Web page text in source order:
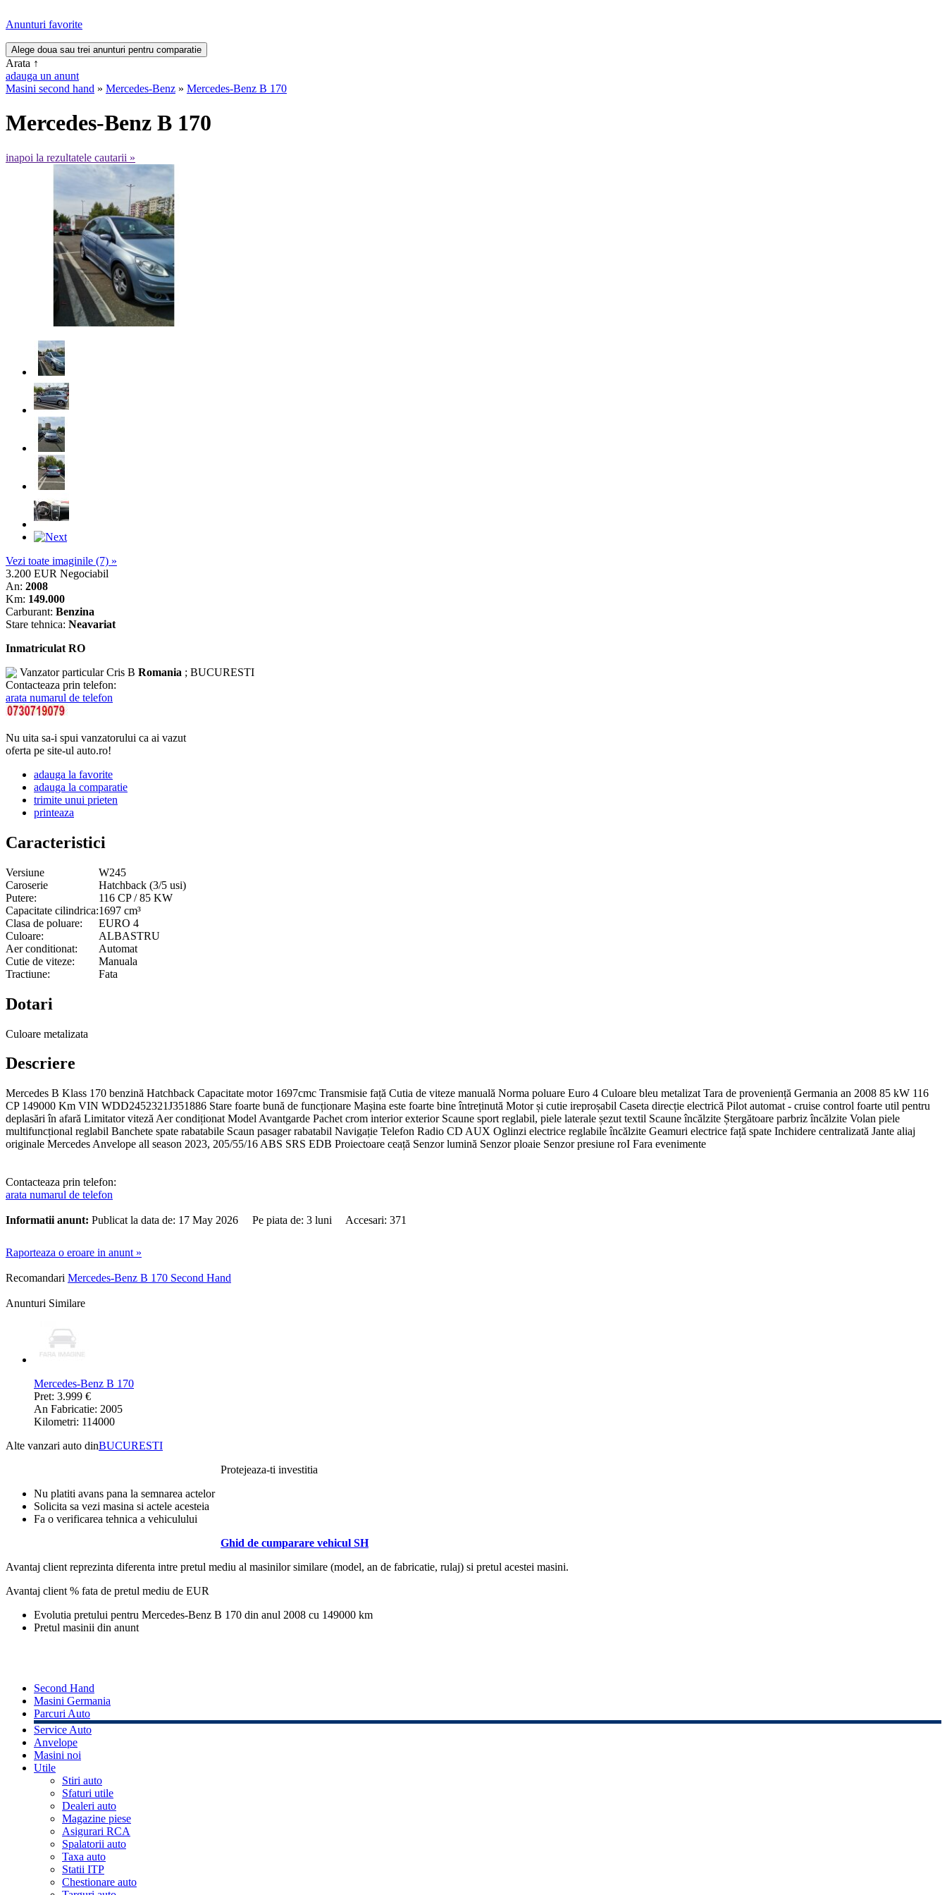
Anunturi favorite
Arata ↑
adauga un anunt
Masini second hand » Mercedes-Benz » Mercedes-Benz B 170
Mercedes-Benz B 170
inapoi la rezultatele cautarii »
Vezi toate imaginile (7) »
3.200 EUR Negociabil
An: 2008
Km: 149.000
Carburant: Benzina
Stare tehnica: Neavariat
Inmatriculat RO
Vanzator particularCris B Romania ; BUCURESTI
Contacteaza prin telefon:
arata numarul de telefon
Nu uita sa-i spui vanzatorului ca ai vazut
oferta pe site-ul auto.ro!
adauga la favorite
adauga la comparatie
trimite unui prieten
printeaza
Caracteristici
Versiune
W245
Caroserie
Hatchback (3/5 usi)
Putere:
116 CP / 85 KW
Capacitate cilindrica:1697 cm³
Clasa de poluare:
EURO 4
Culoare:
ALBASTRU
Aer conditionat:
Automat
Cutie de viteze:
Manuala
Tractiune:
Fata
Dotari
Culoare metalizata
Descriere
Mercedes B Klass 170 benzină Hatchback Capacitate motor 1697cmc Transmisie față Cutia de viteze manuală Norma poluare Euro 4 Culoare bleu metalizat Tara de proveniență Germania an 2008 85 kW 116
CP 149000 Km VIN WDD2452321J351886 Stare foarte bună de funcționare Mașina este foarte bine întreținută Motor și cutie ireproșabil Caseta direcție electrică Pilot automat - cruise control foarte util pentru
deplasări în afară Limitator viteză Aer condiționat Model Avantgarde Pachet crom interior exterior Scaune sport reglabil, piele laterale șezut textil Scaune încălzite Ștergătoare parbriz încălzite Volan piele
multifuncțional reglabil Banchete spate rabatabile Scaun pasager rabatabil Navigație Telefon Radio CD AUX Oglinzi electrice reglabile încălzite Geamuri electrice față spate Inchidere centralizată Jante aliaj
originale Mercedes Anvelope all season 2023, 205/55/16 ABS SRS EDB Proiectoare ceață Senzor lumină Senzor ploaie Senzor presiune roI Fara evenimente
Contacteaza prin telefon:
arata numarul de telefon
Informatii anunt: Publicat la data de: 17 May 2026 Pe piata de: 3 luni Accesari: 371
Raporteaza o eroare in anunt »
Recomandari Mercedes-Benz B 170 Second Hand
Anunturi Similare
Mercedes-Benz B 170
Pret: 3.999 €
An Fabricatie: 2005
Kilometri: 114000
Alte vanzari auto dinBUCURESTI
Protejeaza-ti investitia
Nu platiti avans pana la semnarea actelor
Solicita sa vezi masina si actele acesteia
Fa o verificarea tehnica a vehiculului
Ghid de cumparare vehicul SH
Avantaj client reprezinta diferenta intre pretul mediu al masinilor similare (model, an de fabricatie, rulaj) si pretul acestei masini.
Avantaj client % fata de pretul mediu de EUR
Evolutia pretului pentru Mercedes-Benz B 170 din anul 2008 cu 149000 km
Pretul masinii din anunt
Second Hand
Masini Germania
Parcuri Auto
Service Auto
Anvelope
Masini noi
Utile
Stiri auto
Sfaturi utile
Dealeri auto
Magazine piese
Asigurari RCA
Spalatorii auto
Taxa auto
Statii ITP
Chestionare auto